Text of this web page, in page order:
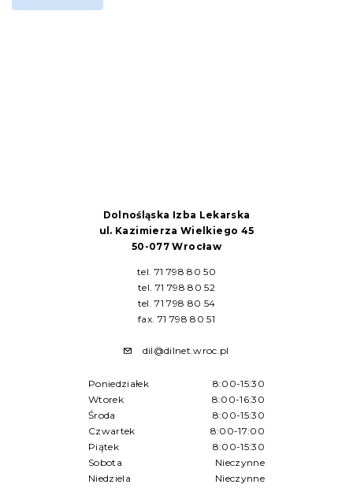
Dolnośląska Izba Lekarska
ul. Kazimierza Wielkiego 45
50-077 Wrocław
tel. 71 798 80 50
tel. 71 798 80 52
tel. 71 798 80 54
fax. 71 798 80 51
dil@dilnet.wroc.pl
Poniedziałek
8:00-15:30
Wtorek
8:00-16:30
Środa
8:00-15:30
Czwartek
8:00-17:00
Piątek
8:00-15:30
Sobota
Nieczynne
Niedziela
Nieczynne